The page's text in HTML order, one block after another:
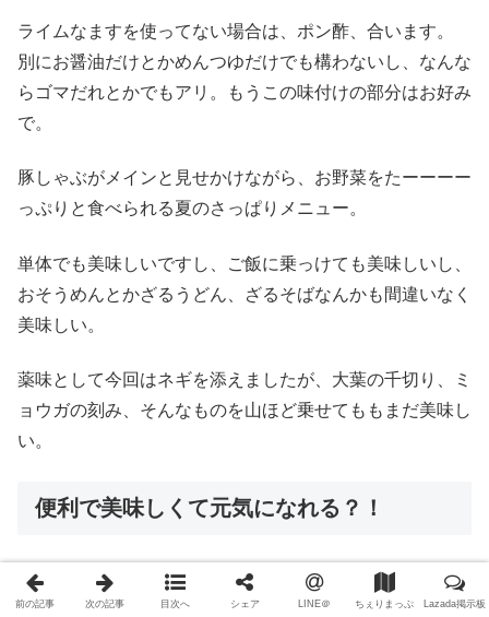
ライムなますを使ってない場合は、ポン酢、合います。
別にお醤油だけとかめんつゆだけでも構わないし、なんな
らゴマだれとかでもアリ。もうこの味付けの部分はお好み
で。
豚しゃぶがメインと見せかけながら、お野菜をたーーーー
っぷりと食べられる夏のさっぱりメニュー。
単体でも美味しいですし、ご飯に乗っけても美味しいし、
おそうめんとかざるうどん、ざるそばなんかも間違いなく
美味しい。
薬味として今回はネギを添えましたが、大葉の千切り、ミ
ョウガの刻み、そんなものを山ほど乗せてももまだ美味し
い。
便利で美味しくて元気になれる？！
豚しゃぶ、温かいものにも冷たいものにも使えて便利。
前の記事 次の記事 目次へ シェア LINE＠ ちぇりまっぷ Lazada掲示板